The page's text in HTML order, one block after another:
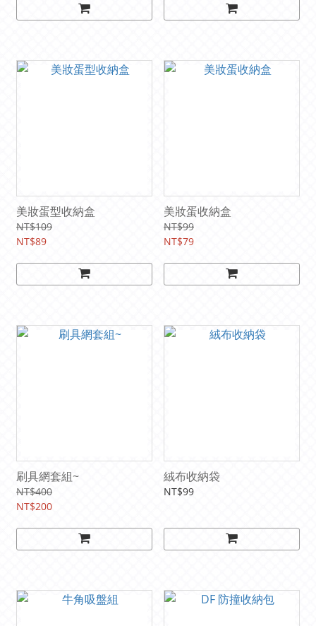
美妝蛋型收納盒
NT$109
NT$89
美妝蛋收納盒
NT$99
NT$79
刷具網套組~
NT$400
NT$200
絨布收納袋
NT$99